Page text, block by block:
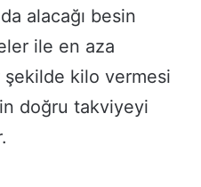
alacağı besin
ile en aza
şekilde kilo vermesi
doğru takviyeyi